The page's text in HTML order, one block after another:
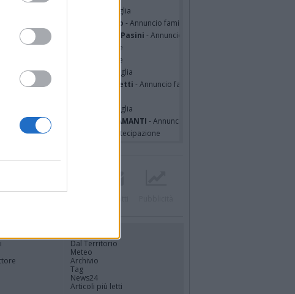
- Annuncio famiglia
Teresa Squicciarini ved. Greco - Annuncio famiglia
Clementina Martinenghi ved. Pasini - Annuncio famiglia
Riccardo Basile
- Partecipazione
- Partecipazione
Anthony Napoli
- Annuncio famiglia
Gianfranco Schieroni Giacometti - Annuncio famiglia
- Annuncio famiglia
ROSA MALINVERNO ved. TETTAMANTI - Annuncio famiglia
Maria Panisi ved. Bianchi
- Partecipazione
Dal Territorio
Meteo
Archivio
Tag
News24
Articoli più letti